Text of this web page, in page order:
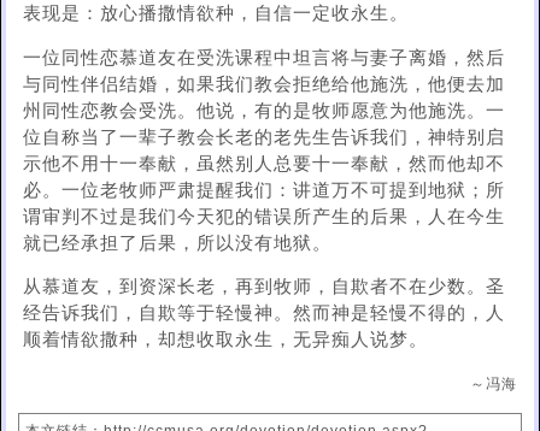
表现是：放心播撒情欲种，自信一定收永生。
一位同性恋慕道友在受洗课程中坦言将与妻子离婚，然后
与同性伴侣结婚，如果我们教会拒绝给他施洗，他便去加
州同性恋教会受洗。他说，有的是牧师愿意为他施洗。一
位自称当了一辈子教会长老的老先生告诉我们，神特别启
示他不用十一奉献，虽然别人总要十一奉献，然而他却不
必。一位老牧师严肃提醒我们：讲道万不可提到地狱；所
谓审判不过是我们今天犯的错误所产生的后果，人在今生
就已经承担了后果，所以没有地狱。
从慕道友，到资深长老，再到牧师，自欺者不在少数。圣
经告诉我们，自欺等于轻慢神。然而神是轻慢不得的，人
顺着情欲撒种，却想收取永生，无异痴人说梦。
～冯海